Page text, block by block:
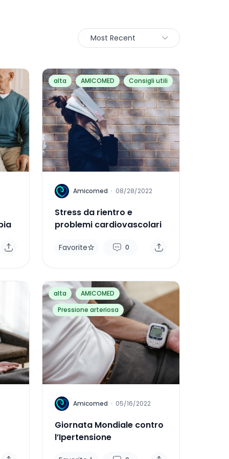
Most Recent
alta AMICOMED Consigli utili
A Amicomed · 08/28/2022
Stress da rientro e
problemi cardiovascolari
Favorite 0
alta
AMICOMED
Pressione arteriosa
A Amicomed · 05/16/2022
Giornata Mondiale contro
l’Ipertensione